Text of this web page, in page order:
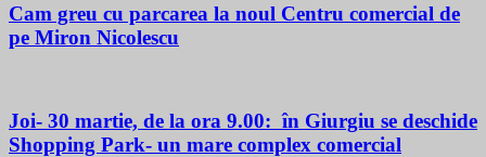
Cam greu cu parcarea la noul Centru comercial de
pe Miron Nicolescu
Joi- 30 martie, de la ora 9.00: în Giurgiu se deschide
Shopping Park- un mare complex comercial